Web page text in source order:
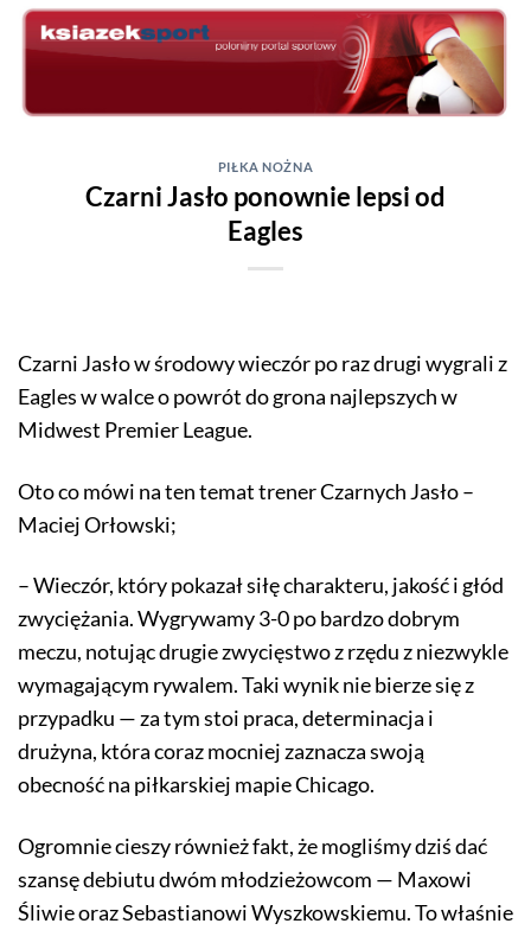
Skip
PIŁKA NOŻNA
Czarni Jasło ponownie lepsi od
Eagles
Czarni Jasło w środowy wieczór po raz drugi wygrali z
Eagles w walce o powrót do grona najlepszych w
Midwest Premier League.
Oto co mówi na ten temat trener Czarnych Jasło –
Maciej Orłowski;
– Wieczór, który pokazał siłę charakteru, jakość i głód
zwyciężania. Wygrywamy 3-0 po bardzo dobrym
meczu, notując drugie zwycięstwo z rzędu z niezwykle
wymagającym rywalem. Taki wynik nie bierze się z
przypadku — za tym stoi praca, determinacja i
drużyna, która coraz mocniej zaznacza swoją
obecność na piłkarskiej mapie Chicago.
Ogromnie cieszy również fakt, że mogliśmy dziś dać
szansę debiutu dwóm młodzieżowcom — Maxowi
Śliwie oraz Sebastianowi Wyszkowskiemu. To właśnie